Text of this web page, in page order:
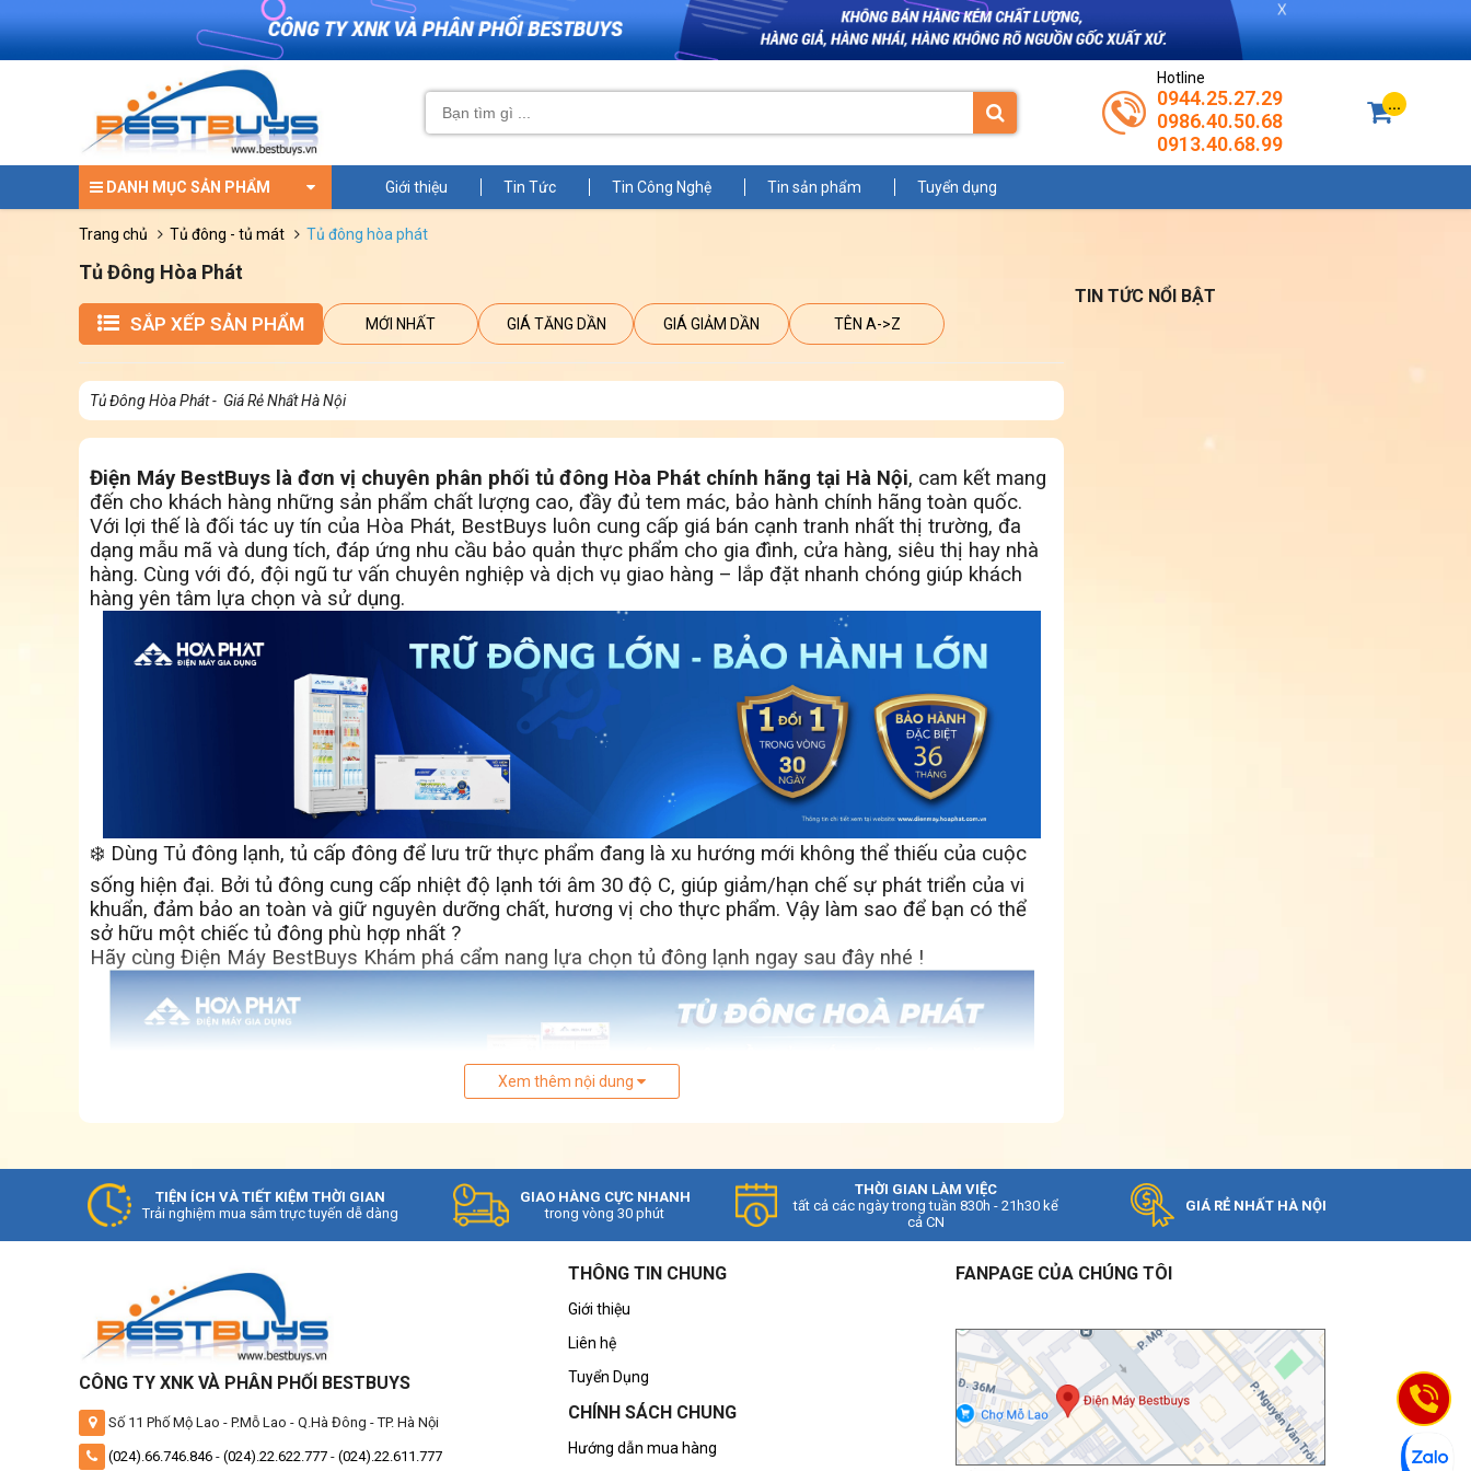
Hotline
0944.25.27.29
0986.40.50.68
0913.40.68.99
...
DANH MỤC SẢN PHẨM Giới thiệu Tin Tức Tin Công Nghệ Tin sản phẩm Tuyển dụng
trang chủ tủ đông - tủ mát tủ đông hòa phát
Tủ Đông Hòa Phát
SẮP XẾP SẢN PHẨM MỚI NHẤT GIÁ TĂNG DẦN GIÁ GIẢM DẦN TÊN A->Z
Tủ Đông Hòa Phát - Giá Rẻ Nhất Hà Nội
Điện Máy BestBuys là đơn vị chuyên phân phối tủ đông Hòa Phát chính hãng tại Hà Nội, cam kết mang
đến cho khách hàng những sản phẩm chất lượng cao, đầy đủ tem mác, bảo hành chính hãng toàn quốc.
Với lợi thế là đối tác uy tín của Hòa Phát, BestBuys luôn cung cấp giá bán cạnh tranh nhất thị trường, đa
dạng mẫu mã và dung tích, đáp ứng nhu cầu bảo quản thực phẩm cho gia đình, cửa hàng, siêu thị hay nhà
hàng. Cùng với đó, đội ngũ tư vấn chuyên nghiệp và dịch vụ giao hàng – lắp đặt nhanh chóng giúp khách
hàng yên tâm lựa chọn và sử dụng.
❄️ Dùng Tủ đông lạnh, tủ cấp đông để lưu trữ thực phẩm đang là xu hướng mới không thể thiếu của cuộc
sống hiện đại. Bởi tủ đông cung cấp nhiệt độ lạnh tới âm 30 độ C, giúp giảm/hạn chế sự phát triển của vi
khuẩn, đảm bảo an toàn và giữ nguyên dưỡng chất, hương vị cho thực phẩm. Vậy làm sao để bạn có thể
sở hữu một chiếc tủ đông phù hợp nhất ?
Hãy cùng Điện Máy BestBuys Khám phá cẩm nang lựa chọn tủ đông lạnh ngay sau đây nhé !
❄️ Tủ đông - Trợ lý đắc lực cho căn bếp hiện đại
✔️ Đối với các cửa hàng, quán ăn, siêu thị… thì vai trò của tủ trong lưu trữ thực phẩm là không thể bàn cãi.
Tuy nhiên trong thời đại mới, rất nhiều hộ gia đình sử dụng tủ đông bởi:
Xem thêm nội dung
TIN TỨC NỔI BẬT
TIỆN ÍCH VÀ TIẾT KIỆM THỜI GIAN
Trải nghiệm mua sắm trực tuyến dễ dàng
GIAO HÀNG CỰC NHANH
trong vòng 30 phút
THỜI GIAN LÀM VIỆC
tất cả các ngày trong tuần 830h - 21h30 kể
cả CN
GIÁ RẺ NHẤT HÀ NỘI
CÔNG TY XNK VÀ PHÂN PHỐI BESTBUYS
Số 11 Phố Mộ Lao - P.Mỗ Lao - Q.Hà Đông - TP. Hà Nội
(024).66.746.846 - (024).22.622.777 - (024).22.611.777
THÔNG TIN CHUNG
Giới thiệu
Liên hệ
Tuyển Dụng
CHÍNH SÁCH CHUNG
Hướng dẫn mua hàng
FANPAGE CỦA CHÚNG TÔI